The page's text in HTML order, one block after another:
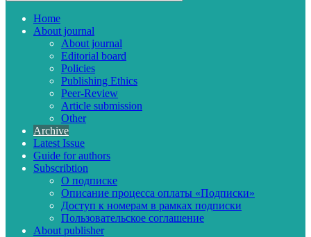
Home
About journal
About journal
Editorial board
Policies
Publishing Ethics
Peer-Review
Article submission
Other
Archive
Latest Issue
Guide for authors
Subscribtion
О подписке
Описание процесса оплаты «Подписки»
Доступ к номерам в рамках подписки
Пользовательское соглашение
About publisher